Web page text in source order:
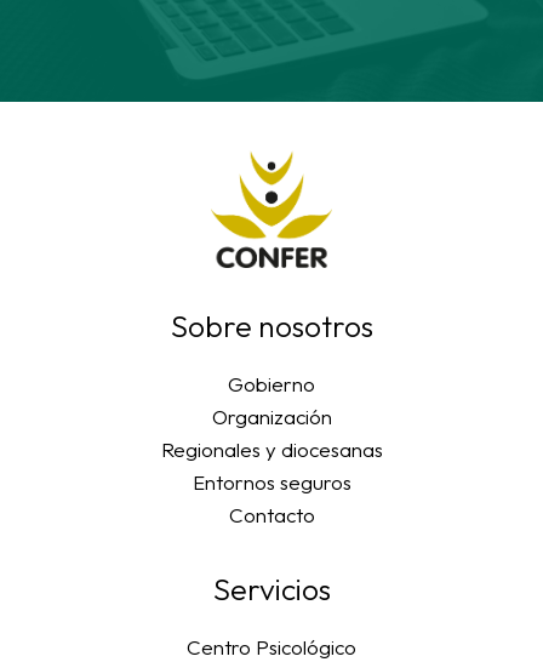
Sobre nosotros
Gobierno
Organización
Regionales y diocesanas
Entornos seguros
Contacto
Servicios
Centro Psicológico